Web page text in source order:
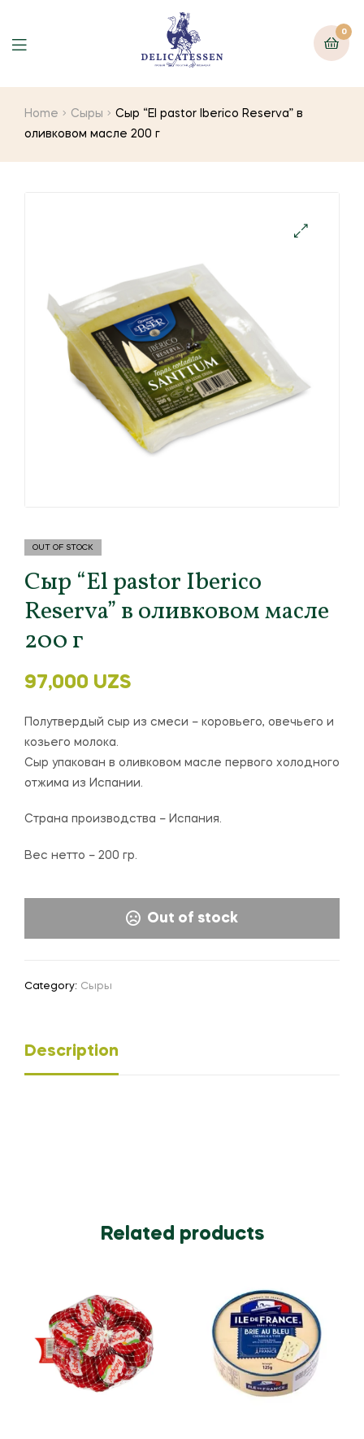
0
Home Сыры
Сыр “El pastor Iberico Reserva” в
оливковом масле 200 г
OUT OF STOCK
Сыр “El pastor Iberico
Reserva” в оливковом масле
200 г
97,000 UZS
Полутвердый сыр из смеси – коровьего, овечьего и
козьего молока.
Сыр упакован в оливковом масле первого холодного
отжима из Испании.
Страна производства – Испания.
Вес нетто – 200 гр.
Out of stock
Category: Сыры
Description
Related products